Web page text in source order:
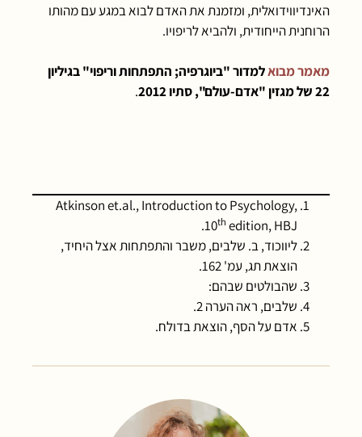
האינדיווידואלית, ומזמנת את האדם לבוא במגע עם מהותו
הרוחנית הייחודית, ולהביא לריפויו.
מאמר מבואלמדור "ביוגרפיה; התפתחות וריפוי" בגיליון
22 של מגזין "אדם-עולם", סתיו 2012
.
Atkinson et.al., Introduction to Psychology,
10th edition, HBJ.
ליווכוד, ב. שלבים, משבר והתפתחות אצל היחיד,
הוצאת תג, עמ' 162.
שהבולטים שבהם:
שלבים, ראה הערה 2.
אדם על הסף, הוצאת בדולח.